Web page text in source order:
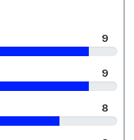
9
9
8